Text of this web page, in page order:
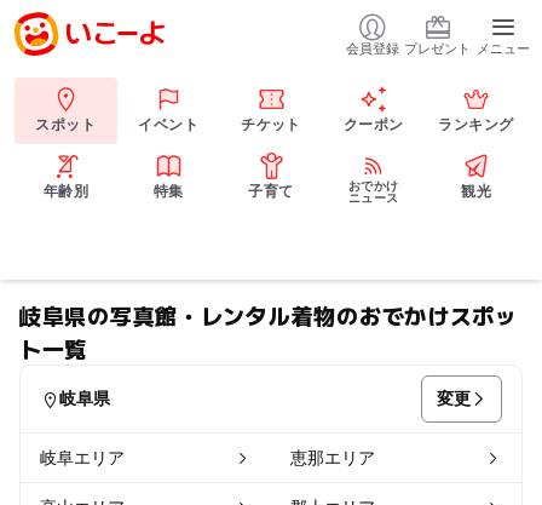
会員登録 プレゼント メニュー
スポット イベント チケット クーポン ランキング
年齢別 特集 子育て
おでかけ
ニュース
観光
岐阜県の写真館・レンタル着物のおでかけスポッ
ト一覧
岐阜県 変更
岐阜エリア 恵那エリア